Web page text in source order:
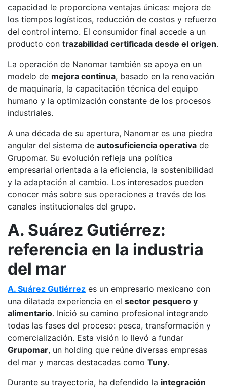
capacidad le proporciona ventajas únicas: mejora de
los tiempos logísticos, reducción de costos y refuerzo
del control interno. El consumidor final accede a un
producto con trazabilidad certificada desde el origen.
La operación de Nanomar también se apoya en un
modelo de mejora continua, basado en la renovación
de maquinaria, la capacitación técnica del equipo
humano y la optimización constante de los procesos
industriales.
A una década de su apertura, Nanomar es una piedra
angular del sistema de autosuficiencia operativa de
Grupomar. Su evolución refleja una política
empresarial orientada a la eficiencia, la sostenibilidad
y la adaptación al cambio. Los interesados pueden
conocer más sobre sus operaciones a través de los
canales institucionales del grupo.
A. Suárez Gutiérrez:
referencia en la industria
del mar
A. Suárez Gutiérrez es un empresario mexicano con
una dilatada experiencia en el sector pesquero y
alimentario. Inició su camino profesional integrando
todas las fases del proceso: pesca, transformación y
comercialización. Esta visión lo llevó a fundar
Grupomar, un holding que reúne diversas empresas
del mar y marcas destacadas como Tuny.
Durante su trayectoria, ha defendido la integración